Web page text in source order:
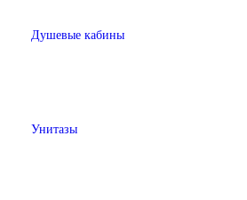
Душевые кабины
Унитазы